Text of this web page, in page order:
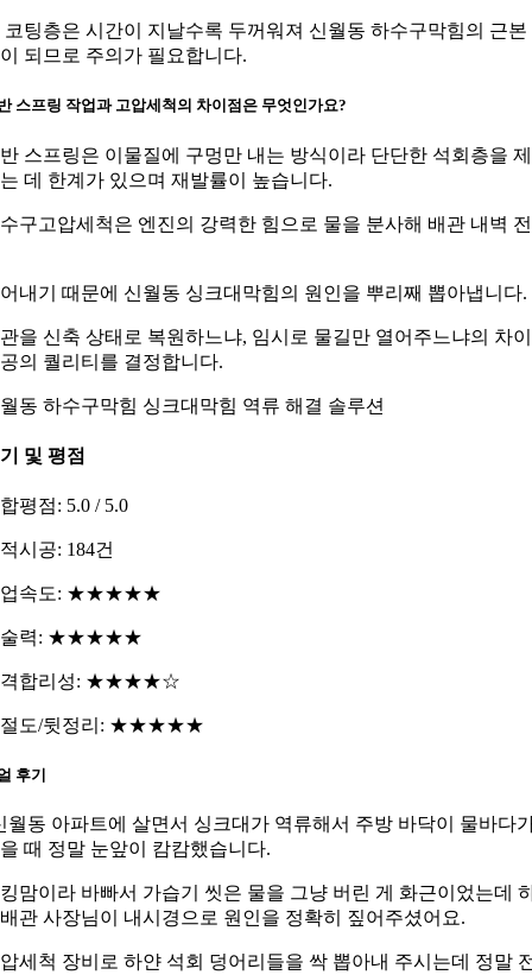
코팅층은 시간이 지날수록 두꺼워져 신월동 하수구막힘의 근본
되므로 주의가 필요합니다.
스프링 작업과 고압세척의 차이점은 무엇인가요?
스프링은 이물질에 구멍만 내는 방식이라 단단한 석회층을
데 한계가 있으며 재발률이 높습니다.
구고압세척은 엔진의 강력한 힘으로 물을 분사해 배관 내벽
내기 때문에 신월동 싱크대막힘의 원인을 뿌리째 뽑아냅니다.
을 신축 상태로 복원하느냐, 임시로 물길만 열어주느냐의 차
의 퀄리티를 결정합니다.
동 하수구막힘 싱크대막힘 역류 해결 솔루션
및 평점
평점: 5.0 / 5.0
시공: 184건
업속도: ★★★★★
술력: ★★★★★
격합리성: ★★★★☆
절도/뒷정리: ★★★★★
후기
월동 아파트에 살면서 싱크대가 역류해서 주방 바닥이 물바다
때 정말 눈앞이 캄캄했습니다.
맘이라 바빠서 가습기 씻은 물을 그냥 버린 게 화근이었는데
관 사장님이 내시경으로 원인을 정확히 짚어주셨어요.
세척 장비로 하얀 석회 덩어리들을 싹 뽑아내 주시는데 정말